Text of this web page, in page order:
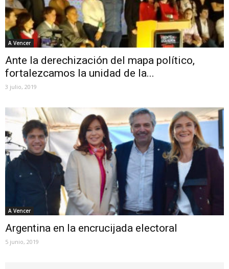
A Vencer
Ante la derechización del mapa político,
fortalezcamos la unidad de la...
3 julio, 2019
A Vencer
Argentina en la encrucijada electoral
5 junio, 2019